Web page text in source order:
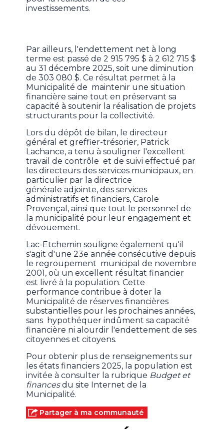
investissements.
Par ailleurs, l'endettement net à long
terme est passé de 2 915 795 $ à 2 612 715 $
au 31 décembre 2025, soit une diminution
de 303 080 $. Ce résultat permet à la
Municipalité de maintenir une situation
financière saine tout en préservant sa
capacité à soutenir la réalisation de projets
structurants pour la collectivité.
Lors du dépôt de bilan, le directeur
général et greffier-trésorier, Patrick
Lachance, a tenu à souligner l'excellent
travail de contrôle et de suivi effectué par
les directeurs des services municipaux, en
particulier par la directrice
générale adjointe, des services
administratifs et financiers, Carole
Provençal, ainsi que tout le personnel de
la municipalité pour leur engagement et
dévouement.
Lac-Etchemin souligne également qu'il
s'agit d'une 23e année consécutive depuis
le regroupement municipal de novembre
2001, où un excellent résultat financier
est livré à la population. Cette
performance contribue à doter la
Municipalité de réserves financières
substantielles pour les prochaines années,
sans hypothéquer indûment sa capacité
financière ni alourdir l'endettement de ses
citoyennes et citoyens.
Pour obtenir plus de renseignements sur
les états financiers 2025, la population est
invitée à consulter la rubrique Budget et
financesdu site Internet de la
Municipalité.
Partager à ma communauté